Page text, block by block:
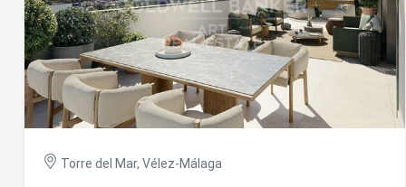
aussi sur la piscine à débordement, créant une véritable
atmosphère de style complexe parfaite pour les soirées
barbecue et profiter du climat méditerranéen. La
communauté offre une gamme d'équipements de haute
qualité, dont quatre piscines (une chauffée), une salle de
sport entièrement équipée (actuellement en construction)
et de beaux jardins avec des fontaines et un étang
tranquille. L'une des piscines bénéficie d'une vue
style resort. Les amateurs de golf apprécieront que
Torre del Mar, Vélez-Málaga
site